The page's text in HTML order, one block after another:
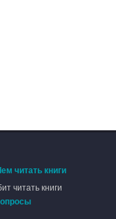
читать книги
читать книги